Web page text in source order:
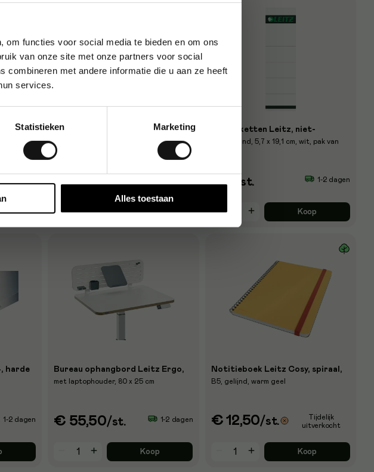
functies voor social media te bieden en om ons
van onze site met onze partners voor social
combineren met andere informatie die u aan ze heeft
services.
Statistieken Marketing
Alles toestaan
A4, 5 Ringmap Leitz WOW, 4 ringen,
blauw
€ 4,60/st.
Koop
Rugetiketten Leitz, niet-
zelfklevend, 5,7 x 19,1 cm, wit, pak van
€ 4 /st. 1-2 dagen
Koop
harde
1-2 dagen
Bureau ophangbord Leitz Ergo,
met laptophouder, 80 x 25 cm
€ 55,50/st. 1-2 dagen
Koop
Notitieboek Leitz Cosy, spiraal,
B5, gelijnd, warm geel
€ 12,50/st.
Tijdelijk
uitverkocht
Koop